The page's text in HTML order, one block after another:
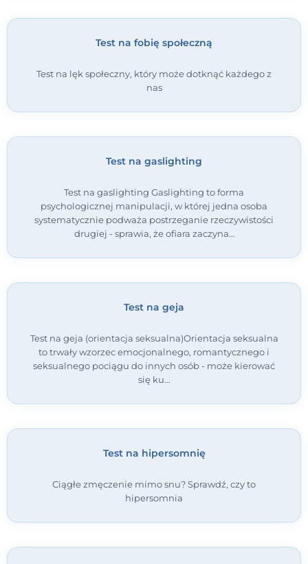
Test na fobię społeczną
Test na lęk społeczny, który może dotknąć każdego z
nas
Test na gaslighting
Test na gaslighting Gaslighting to forma
psychologicznej manipulacji, w której jedna osoba
systematycznie podważa postrzeganie rzeczywistości
drugiej - sprawia, że ofiara zaczyna…
Test na geja
Test na geja (orientacja seksualna)Orientacja seksualna
to trwały wzorzec emocjonalnego, romantycznego i
seksualnego pociągu do innych osób - może kierować
się ku…
Test na hipersomnię
Ciągłe zmęczenie mimo snu? Sprawdź, czy to
hipersomnia